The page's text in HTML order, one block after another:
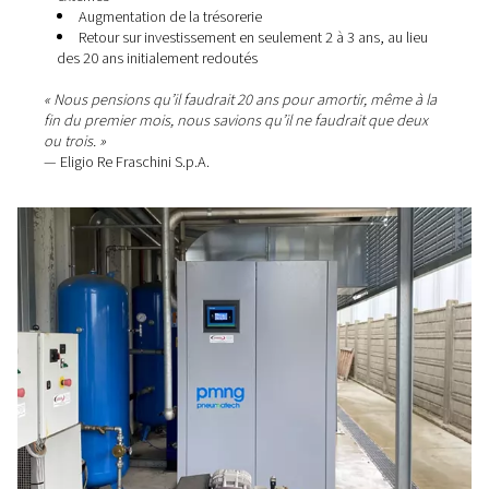
Pour Eligio Re Fraschini, le respect des délais est une
de réputation. Un incendie ou un retard technique
compromettre des lots de production entiers et
livraison du projet.
En utilisant de l’azote sur site, l’entreprise a éliminé un
risque majeur. Grâce à des opérations plus sûres et
caractéristique et préserver la confiance des clients.
Faibles coûts énergétiques
le premier jour
Les économies d’énergie ont été un facteur essentiel
choix de la production d’azote en interne. Une analyse
des coûts a montré que la production d’azote sur site
nettement plus économique que l’achat et le stockage